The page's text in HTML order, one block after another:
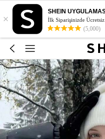
×
SHEIN
İlk Siparişinizde
(5,000)